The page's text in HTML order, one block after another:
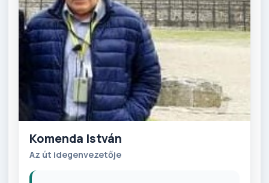
Komenda István
Az út idegenvezetője